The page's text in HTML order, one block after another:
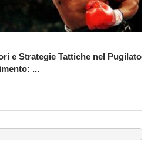
e Strategie Tattiche nel Pugilato
...